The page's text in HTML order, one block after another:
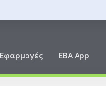
Εφαρμογές EBA App